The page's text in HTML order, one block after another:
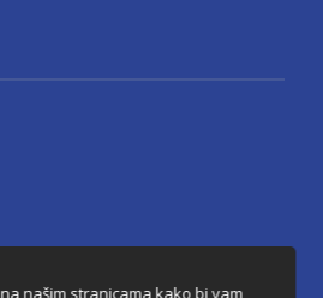
našim stranicama kako bi vam